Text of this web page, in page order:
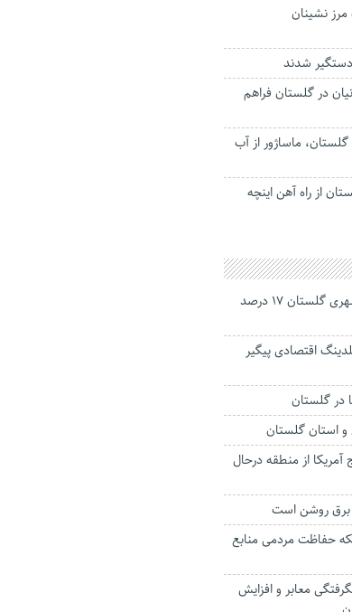
نشینان
دستگیر شدند
در گلستان فراهم
ماساژور از آب
از راه آهن اینچه
جانباختگان تصادفات درون‌شهری گلستان ۱۷ درصد
بابک زنجانی با ۱۱ هلدینگ اقتصادی پیگیر
استان گلستان
از منطقه درحال
برق روشن است
حفاظت مردمی منابع
معابر و افزایش